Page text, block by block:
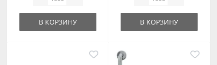
В КОРЗИНУ В КОРЗИНУ